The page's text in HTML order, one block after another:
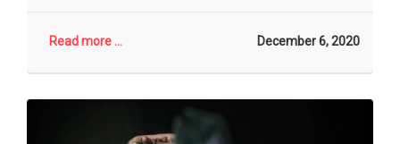
Read more ... December 6, 2020